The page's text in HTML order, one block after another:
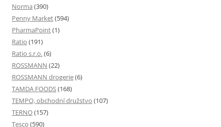
Norma (390)
Penny Market(594)
PharmaPoint(1)
Ratio (191)
Ratio s.r.o.(6)
ROSSMANN (22)
ROSSMANN drogerie(6)
TAMDA FOODS(168)
TEMPO, obchodní družstvo (107)
TERNO(157)
Tesco (590)